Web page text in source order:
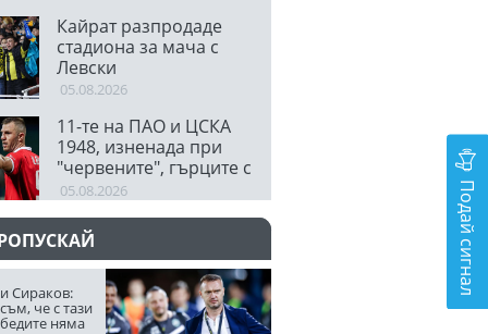
Кайрат разпродаде
стадиона за мача с
Левски
05.08.2026
11-те на ПАО и ЦСКА
1948, изненада при
"червените", гърците с
бивши играчи на
Ливърпул и Ман
Юнайтед
05.08.2026
Сираков:
че с тази
няма
Подай сигнал